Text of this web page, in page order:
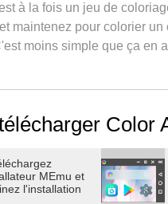
à la fois un jeu de
maintenez pour colorier
moins simple que ça en
allez adorer Color
pleins de vie
vos aventures !
Color
MEmu et
l'installation